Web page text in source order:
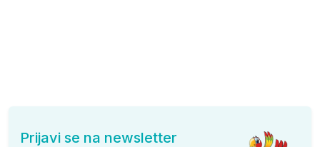
Prijavi se na newsletter